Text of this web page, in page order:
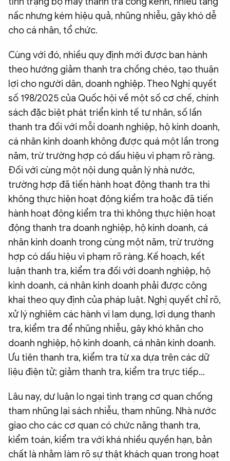
nấc nhưng kém hiệu quả, nhũng nhiễu, gây khó dễ
cho cá nhân, tổ chức.
Cùng với đó, nhiều quy định mới được ban hành
theo hướng giảm thanh tra chồng chéo, tạo thuận
lợi cho người dân, doanh nghiệp. Theo Nghị quyết
số 198/2025 của Quốc hội về một số cơ chế, chính
sách đặc biệt phát triển kinh tế tư nhân, số lần
thanh tra đối với mỗi doanh nghiệp, hộ kinh doanh,
cá nhân kinh doanh không được quá một lần trong
năm, trừ trường hợp có dấu hiệu vi phạm rõ ràng.
Đối với cùng một nội dung quản lý nhà nước,
trường hợp đã tiến hành hoạt động thanh tra thì
không thực hiện hoạt động kiểm tra hoặc đã tiến
hành hoạt động kiểm tra thì không thực hiện hoạt
động thanh tra doanh nghiệp, hộ kinh doanh, cá
nhân kinh doanh trong cùng một năm, trừ trường
hợp có dấu hiệu vi phạm rõ ràng. Kế hoạch, kết
luận thanh tra, kiểm tra đối với doanh nghiệp, hộ
kinh doanh, cá nhân kinh doanh phải được công
khai theo quy định của pháp luật. Nghị quyết chỉ rõ,
xử lý nghiêm các hành vi lạm dụng, lợi dụng thanh
tra, kiểm tra để nhũng nhiễu, gây khó khăn cho
doanh nghiệp, hộ kinh doanh, cá nhân kinh doanh.
Ưu tiên thanh tra, kiểm tra từ xa dựa trên các dữ
liệu điện tử; giảm thanh tra, kiểm tra trực tiếp...
Lâu nay, dư luận lo ngại tình trạng cơ quan chống
tham nhũng lại sách nhiễu, tham nhũng. Nhà nước
giao cho các cơ quan có chức năng thanh tra,
kiểm toán, kiểm tra với khá nhiều quyền hạn, bản
chất là nhằm làm rõ sự thật khách quan trong hoạt